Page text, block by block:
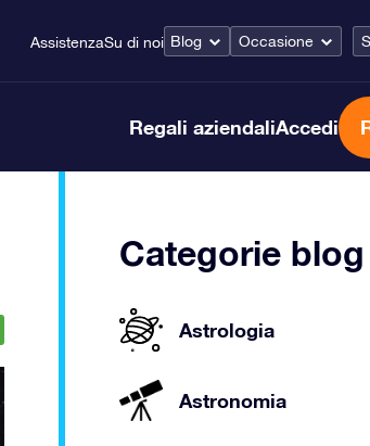
AssistenzaSu di noi Blog Occasione
Regali aziendaliAccedi
Categorie blog
Astrologia
Astronomia